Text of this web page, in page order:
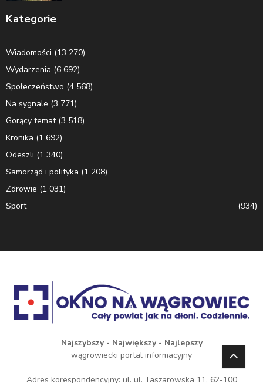
Kategorie
Wiadomości (13 270)
Wydarzenia (6 692)
Społeczeństwo (4 568)
Na sygnale (3 771)
Gorący temat(3 518)
Kronika (1 692)
Odeszli (1 340)
Samorząd i polityka (1 208)
Zdrowie (1 031)
Sport
(934)
Najszybszy - Największy - Najlepszy
wągrowiecki portal informacyjny
Adres korespondencyjny: ul. ul. Taszarowska 11, 62-100